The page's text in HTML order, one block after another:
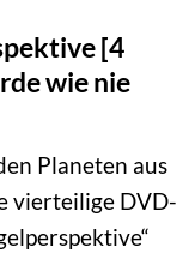
[4
wie nie
Planeten aus
vierteilige DVD-